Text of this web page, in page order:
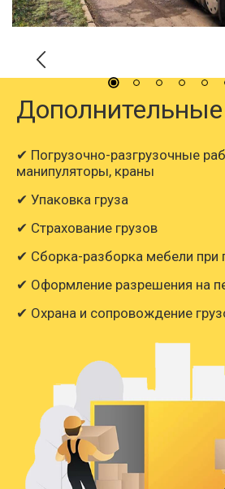
Дополнительные
✔ Погрузочно-разгрузочные
манипуляторы, краны
✔ Упаковка груза
✔ Страхование грузов
✔ Сборка-разборка мебели при
✔ Оформление разрешения на
✔ Охрана и сопровождение